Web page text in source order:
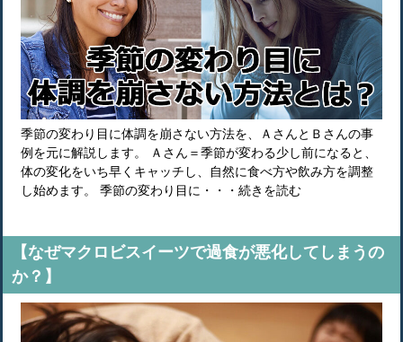
季節の変わり目に体調を崩さない方法を、ＡさんとＢさんの事
例を元に解説します。 Ａさん＝季節が変わる少し前になると、
体の変化をいち早くキャッチし、自然に食べ方や飲み方を調整
し始めます。 季節の変わり目に・・・続きを読む
【なぜマクロビスイーツで過食が悪化してしまうの
か？】